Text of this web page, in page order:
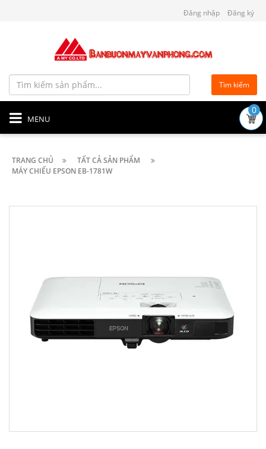
Đăng nhập Đăng ký
Tìm kiếm
MENU
0
TRANG CHỦ
TẤT CẢ SẢN PHẨM
MÁY CHIẾU EPSON EB-1781W